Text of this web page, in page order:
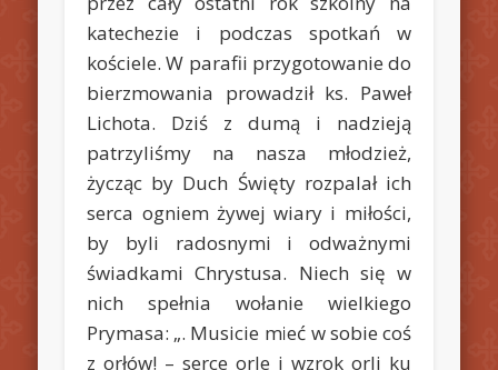
katechezie i podczas spotkań w
kościele. W parafii przygotowanie do
bierzmowania prowadził ks. Paweł
Lichota. Dziś z dumą i nadzieją
patrzyliśmy na nasza młodzież,
życząc by Duch Święty rozpalał ich
serca ogniem żywej wiary i miłości,
by byli radosnymi i odważnymi
świadkami Chrystusa. Niech się w
nich spełnia wołanie wielkiego
Prymasa: „. Musicie mieć w sobie coś
z orłów! – serce orle i wzrok orli ku